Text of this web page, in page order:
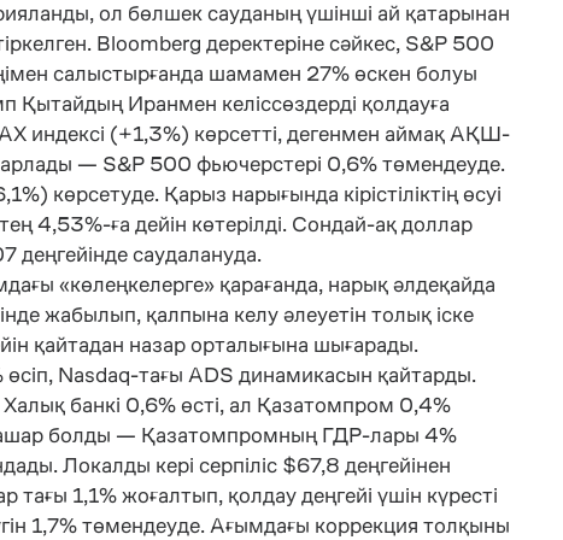
ол бөлшек сауданың үшінші ай қатарынан
Bloomberg деректеріне сәйкес, S&P 500
салыстырғанда шамамен 27% өскен болуы
Қытайдың Иранмен келіссөздерді қолдауға
индексі (+1,3%) көрсетті, дегенмен аймақ АҚШ-
— S&P 500 фьючерстері 0,6% төмендеуде.
көрсетуде. Қарыз нарығында кірістіліктің өсуі
4,53%-ға дейін көтерілді. Сондай-ақ доллар
деңгейінде саудалануда.
«көлеңкелерге» қарағанда, нарық әлдеқайда
жабылып, қалпына келу әлеуетін толық іске
қайтадан назар орталығына шығарады.
Nasdaq-тағы ADS динамикасын қайтарды.
банкі 0,6% өсті, ал Қазатомпром 0,4%
болды — Қазатомпромның ГДР-лары 4%
Локалды кері серпіліс $67,8 деңгейінен
1,1% жоғалтып, қолдау деңгейі үшін күресті
1,7% төмендеуде. Ағымдағы коррекция толқыны